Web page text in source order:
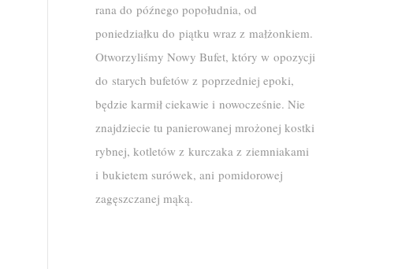
rana do późnego popołudnia, od
poniedziałku do piątku wraz z małżonkiem.
Otworzyliśmy Nowy Bufet, który w opozycji
do starych bufetów z poprzedniej epoki,
będzie karmił ciekawie i nowocześnie. Nie
znajdziecie tu panierowanej mrożonej kostki
rybnej, kotletów z kurczaka z ziemniakami
i bukietem surówek, ani pomidorowej
zagęszczanej mąką.